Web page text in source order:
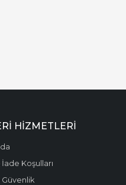
HIZMETLERI
Koşulları
Güvenlik